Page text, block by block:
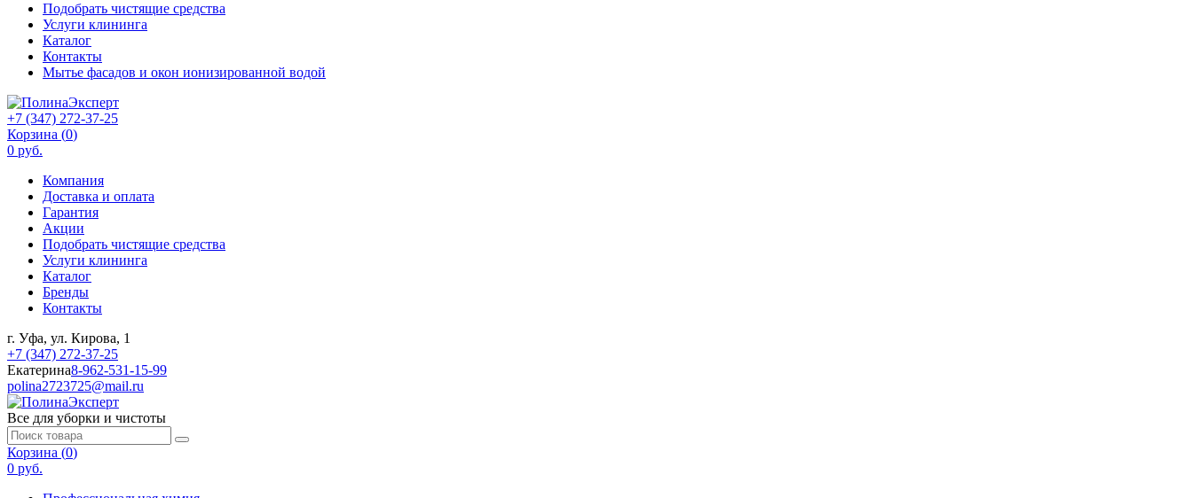
Подобрать чистящие средства
Услуги клининга
Каталог
Контакты
Мытье фасадов и окон ионизированной водой
+7 (347) 272-37-25
Корзина (0)
0 руб.
Компания
Доставка и оплата
Гарантия
Акции
Подобрать чистящие средства
Услуги клининга
Каталог
Бренды
Контакты
г. Уфа, ул. Кирова, 1
+7 (347) 272-37-25
Екатерина8-962-531-15-99
polina2723725@mail.ru
Все для уборки и чистоты
Корзина (0)
0 руб.